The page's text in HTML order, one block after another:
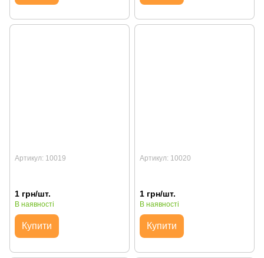
Артикул: 10019
1 грн/шт.
В наявності
Купити
Артикул: 10020
1 грн/шт.
В наявності
Купити